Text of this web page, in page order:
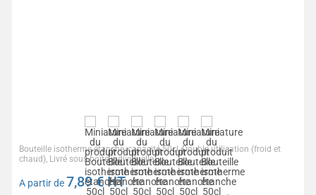
Bouteille isotherme étanche, capacité 50cl, Double utilisation (froid et
chaud), Livré sous boîte individuelle...
A partir de 7,89€ HT